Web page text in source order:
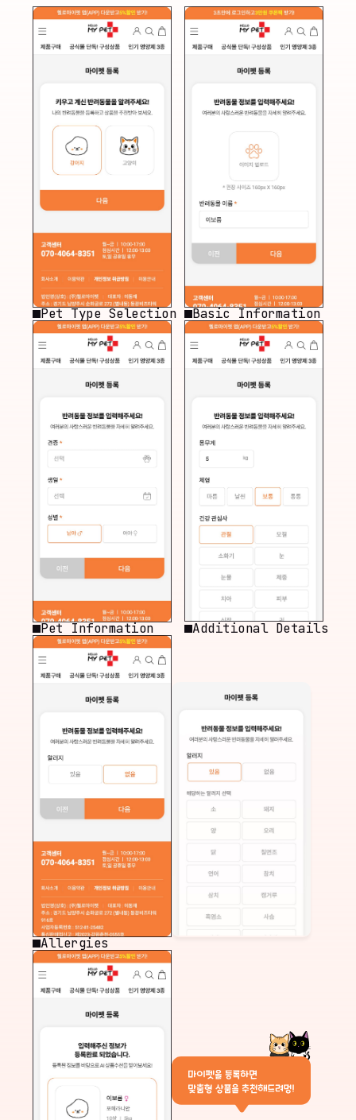
Pet Type Selection Basic Information
Pet Information Additional Details
Allergies